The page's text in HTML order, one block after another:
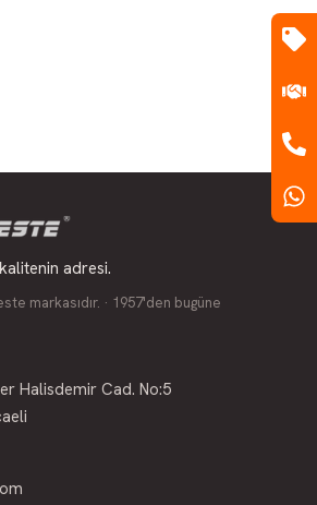
adresi.
markasıdır. · 1957'den bugüne
Halisdemir Cad. No:5